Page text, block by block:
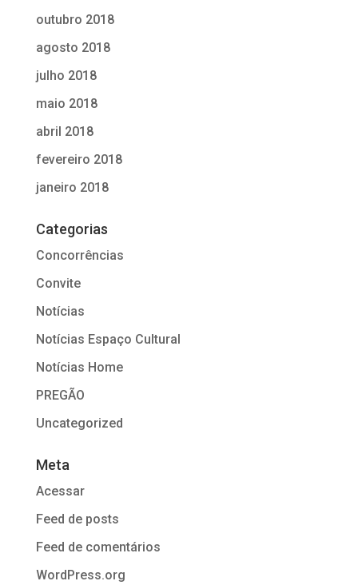
outubro 2018
agosto 2018
julho 2018
maio 2018
abril 2018
fevereiro 2018
janeiro 2018
Categorias
Concorrências
Convite
Notícias
Notícias Espaço Cultural
Notícias Home
PREGÃO
Uncategorized
Meta
Acessar
Feed de posts
Feed de comentários
WordPress.org